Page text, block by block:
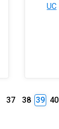
UC
37 38 39 40